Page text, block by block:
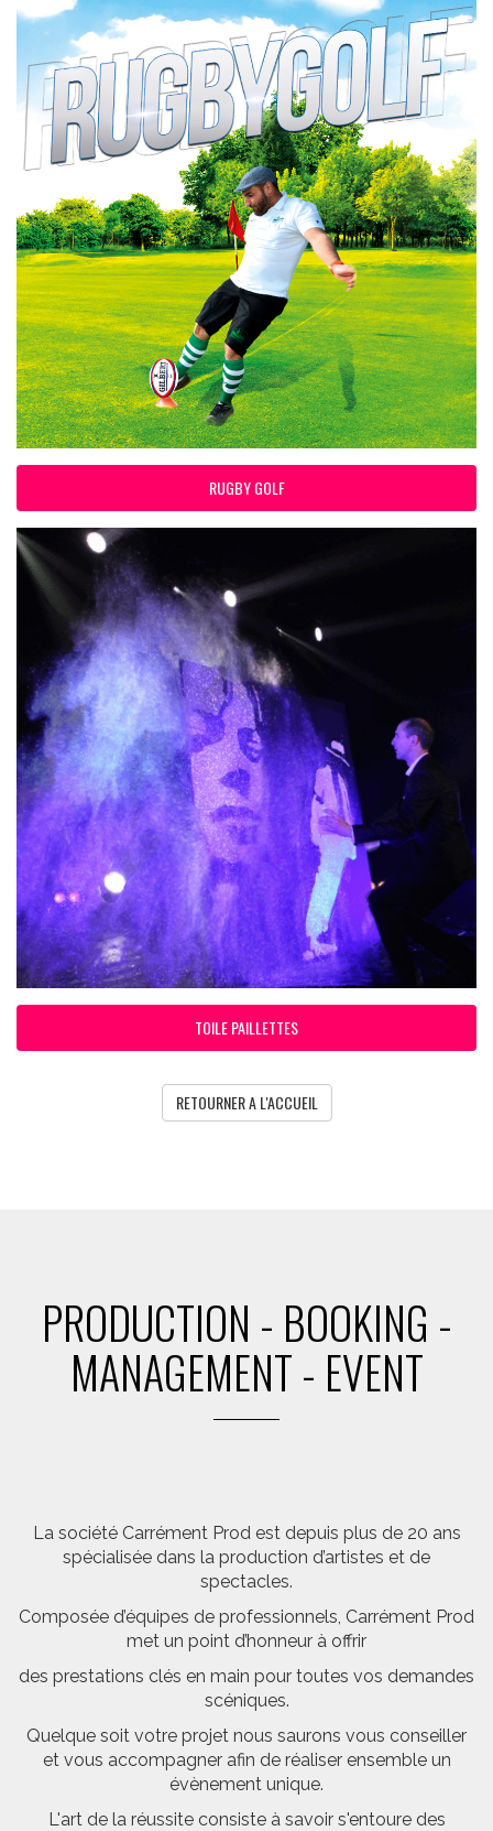
RUGBY GOLF
TOILE PAILLETTES
RETOURNER A L'ACCUEIL
PRODUCTION - BOOKING -
MANAGEMENT - EVENT
La société Carrément Prod est depuis plus de 20 ans
spécialisée dans la production d’artistes et de
spectacles.
Composée d’équipes de professionnels, Carrément Prod
met un point d’honneur à offrir
des prestations clés en main pour toutes vos demandes
scéniques.
Quelque soit votre projet nous saurons vous conseiller
et vous accompagner afin de réaliser ensemble un
évènement unique.
L'art de la réussite consiste à savoir s'entoure des